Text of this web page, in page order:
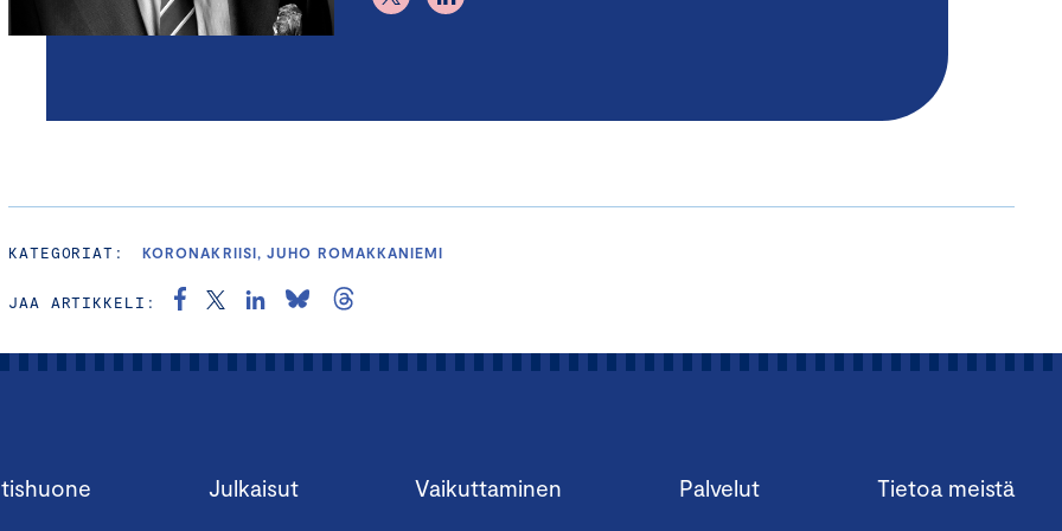
KATEGORIAT: KORONAKRIISI, JUHO ROMAKKANIEMI
JAA ARTIKKELI:
Julkaisut Vaikuttaminen Palvelut Tietoa meistä